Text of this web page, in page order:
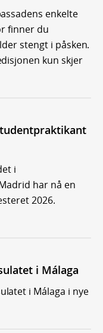
enkelte
finner du
stengt i påsken.
kun skjer
i
har nå en
2026.
i Málaga
i Málaga i nye